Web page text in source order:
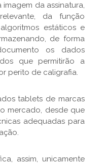
da assinatura,
da função
estáticos e
de forma
os dados
que permitirão a
perito de caligrafia.
tablets de marcas
mercado, desde que
adequadas para
assim, unicamente